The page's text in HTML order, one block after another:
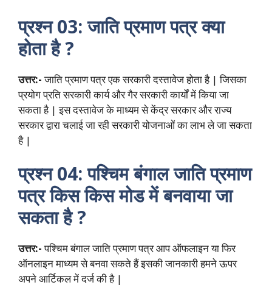
प्रश्न 03: जाति प्रमाण पत्र क्या
होता है ?
उत्तर:-जाति प्रमाण पत्र एक सरकारी दस्तावेज होता है | जिसका
प्रयोग प्रति सरकारी कार्य और गैर सरकारी कार्यों में किया जा
सकता है | इस दस्तावेज के माध्यम से केंद्र सरकार और राज्य
सरकार द्वारा चलाई जा रही सरकारी योजनाओं का लाभ ले जा सकता
है |
प्रश्न 04: पश्चिम बंगाल जाति प्रमाण
पत्र किस किस मोड में बनवाया जा
सकता है ?
उत्तर:-पश्चिम बंगाल जाति प्रमाण पत्र आप ऑफलाइन या फिर
ऑनलाइन माध्यम से बनवा सकते हैं इसकी जानकारी हमने ऊपर
अपने आर्टिकल में दर्ज की है |